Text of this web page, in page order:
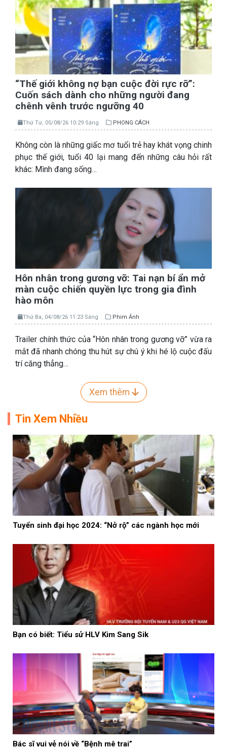
“Thế giới không nợ bạn cuộc đời rực rỡ”:
Cuốn sách dành cho những người đang
chênh vênh trước ngưỡng 40
Thứ Tư, 05/08/26 10:29 Sáng PHONG CÁCH
Không còn là những giấc mơ tuổi trẻ hay khát vọng chinh
phục thế giới, tuổi 40 lại mang đến những câu hỏi rất
khác: Mình đang sống…
Hôn nhân trong gương vỡ: Tai nạn bí ẩn mở
màn cuộc chiến quyền lực trong gia đình
hào môn
Thứ Ba, 04/08/26 11:23 Sáng Phim Ảnh
Trailer chính thức của “Hôn nhân trong gương vỡ” vừa ra
mắt đã nhanh chóng thu hút sự chú ý khi hé lộ cuộc đấu
trí căng thẳng…
Xem thêm
Tin Xem Nhiều
Tuyển sinh đại học 2024: “Nở rộ” các ngành học mới
Bạn có biết: Tiểu sử HLV Kim Sang Sik
Bác sĩ vui vẻ nói về “Bệnh mê trai”